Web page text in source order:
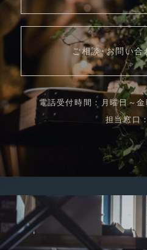
ご相談･お問い合
電話受付時間：月曜日～
担当窓口